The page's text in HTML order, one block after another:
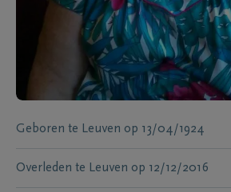
Geboren te Leuven op 13/04/1924
Overleden te Leuven op 12/12/2016